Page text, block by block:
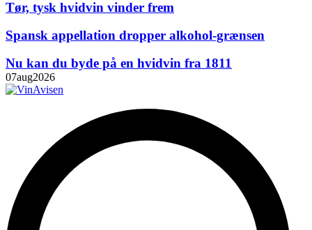
Tør, tysk hvidvin vinder frem
Spansk appellation dropper alkohol-grænsen
Nu kan du byde på en hvidvin fra 1811
07aug2026